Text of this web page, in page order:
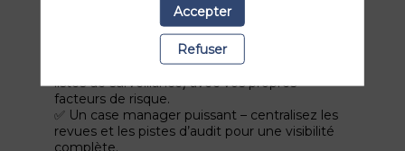
vérification des clients et réduisez le temps
✅ Une gestion des risques plus intelligente –
combinez le scoring standard (pays, sanctions,
listes de surveillance) avec vos propres
facteurs de risque.
✅ Un case manager puissant – centralisez les
revues et les pistes d’audit pour une visibilité
complète.
Accepter
Refuser